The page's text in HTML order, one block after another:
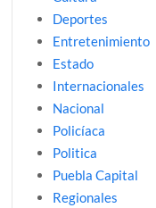
Deportes
Entretenimiento
Estado
Internacionales
Nacional
Policíaca
Politica
Puebla Capital
Regionales